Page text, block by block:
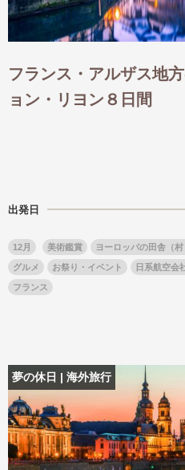
フランス・アルザス地
ョン・リヨン８日間
出発日
12月 美術鑑賞 ヨーロッパの田舎（村
グルメ お祭り・イベント 日系航空会
フランス
夢の休日 | 海外旅行